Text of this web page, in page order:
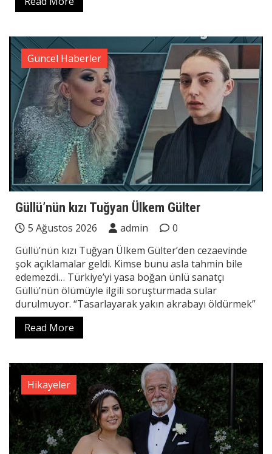
Güncel Haberler
Güllü’nün kızı Tuğyan Ülkem Gülter
5 Ağustos 2026 admin
0
Güllü’nün kızı Tuğyan Ülkem Gülter’den cezaevinde
şok açıklamalar geldi. Kimse bunu asla tahmin bile
edemezdi… Türkiye’yi yasa boğan ünlü sanatçı
Güllü’nün ölümüyle ilgili soruşturmada sular
durulmuyor. “Tasarlayarak yakın akrabayı öldürmek”
Read More
Hikayeler